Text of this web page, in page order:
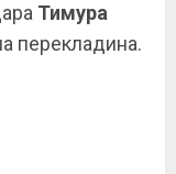
Тимура
перекладина.